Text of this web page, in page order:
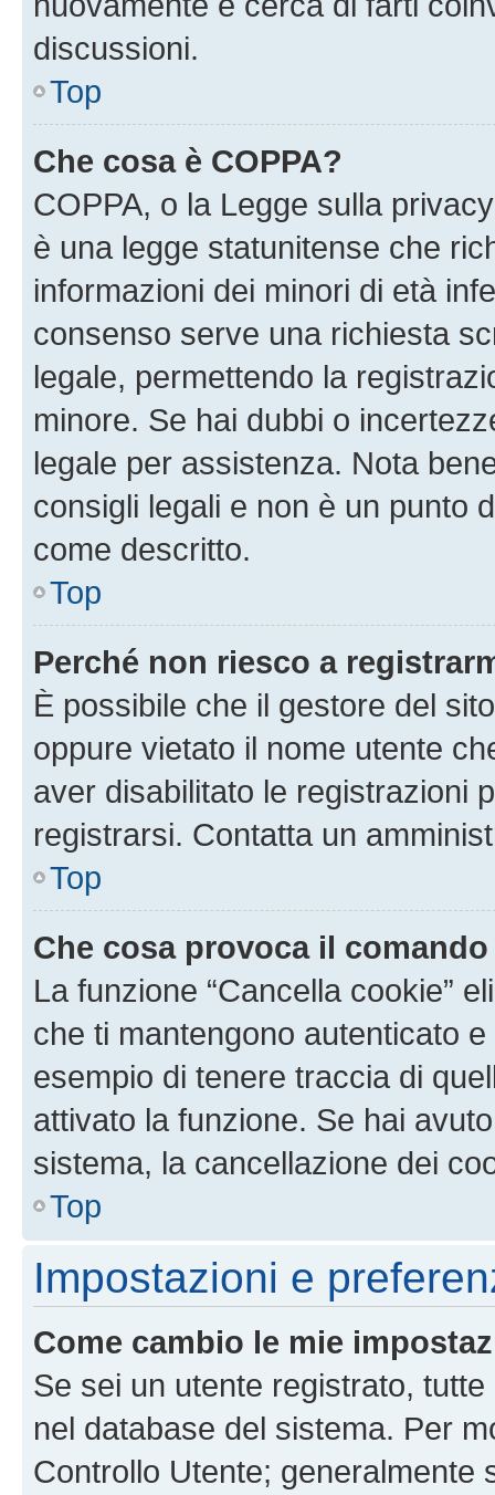
discussioni.
Top
Che cosa è COPPA?
COPPA, o la Legge sulla
è una legge statunitense che
informazioni dei minori di età
consenso serve una richiesta
legale, permettendo la
minore. Se hai dubbi o
legale per assistenza. Nota
consigli legali e non è un punto
come descritto.
Top
Perché non riesco a
È possibile che il gestore del
oppure vietato il nome utente
aver disabilitato le registrazioni
registrarsi. Contatta un
Top
Che cosa provoca il
La funzione “Cancella cookie”
che ti mantengono autenticato
esempio di tenere traccia di
attivato la funzione. Se hai
sistema, la cancellazione dei
Top
Impostazioni e
Come cambio le mie
Se sei un utente registrato,
nel database del sistema. Per
Controllo Utente; generalmente